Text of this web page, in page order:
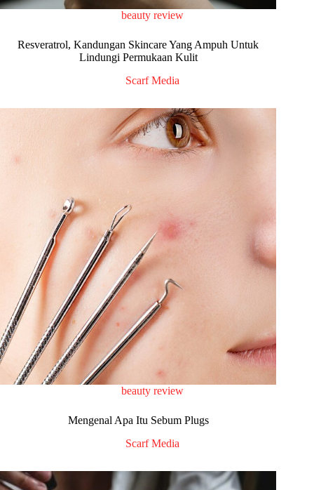
beauty review
Resveratrol, Kandungan Skincare Yang Ampuh Untuk
Lindungi Permukaan Kulit
Scarf Media
beauty review
Mengenal Apa Itu Sebum Plugs
Scarf Media